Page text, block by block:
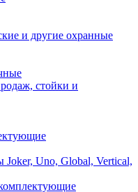
и другие охранные
стойки и
Joker, Uno, Global, Vertical,